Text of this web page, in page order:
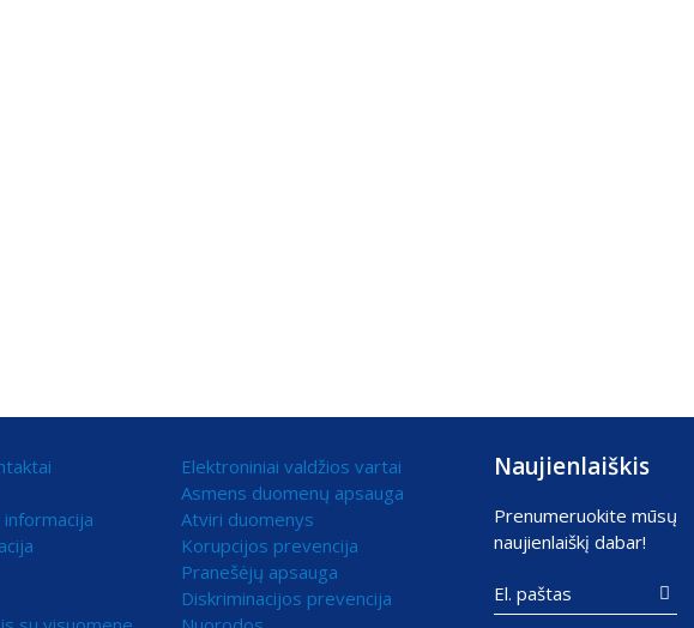
Elektroniniai valdžios vartai
Asmens duomenų apsauga
Atviri duomenys
Korupcijos prevencija
Pranešėjų apsauga
Diskriminacijos prevencija
Naujienlaiškis
Prenumeruokite mūsų
naujienlaiškį dabar!
